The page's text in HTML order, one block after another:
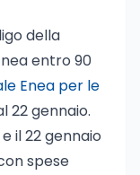
della
entro 90
Enea per le
22 gennaio.
il 22 gennaio
spese